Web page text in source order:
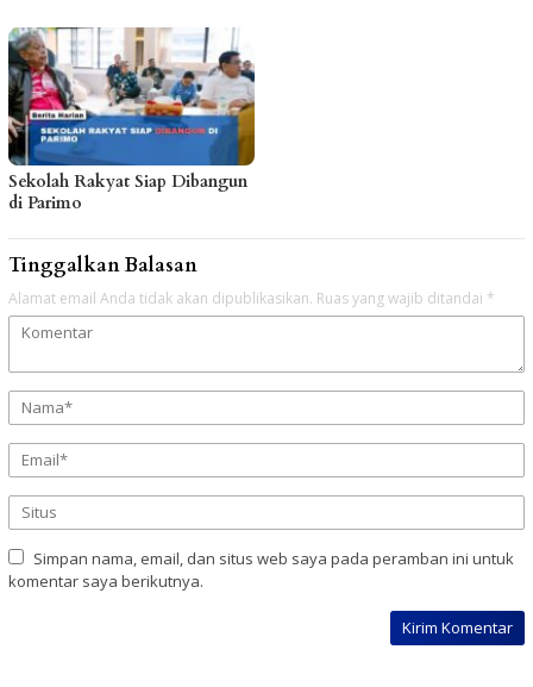
Sekolah Rakyat Siap Dibangun
di Parimo
Tinggalkan Balasan
Alamat email Anda tidak akan dipublikasikan. Ruas yang wajib ditandai *
Simpan nama, email, dan situs web saya pada peramban ini untuk
komentar saya berikutnya.